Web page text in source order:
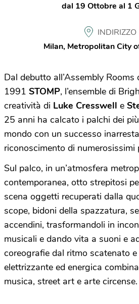
dal 19 Ottobre al 1
INDIRIZZO
Milan, Metropolitan City
Dal debutto all’Assembly Rooms
1991 STOMP, l’ensemble di
creatività di Luke Cresswell e
25 anni ha calcato i palchi dei
mondo con un successo
riconoscimento di numerosissimi
Sul palco, in un’atmosfera
contemporanea, otto strepitosi
scena oggetti recuperati dalla
scope, bidoni della spazzatura,
accendini, trasformandoli in
musicali e dando vita a suoni e
coreografie dal ritmo scatenato
elettrizzante ed energica
musica, street art e arte circense.